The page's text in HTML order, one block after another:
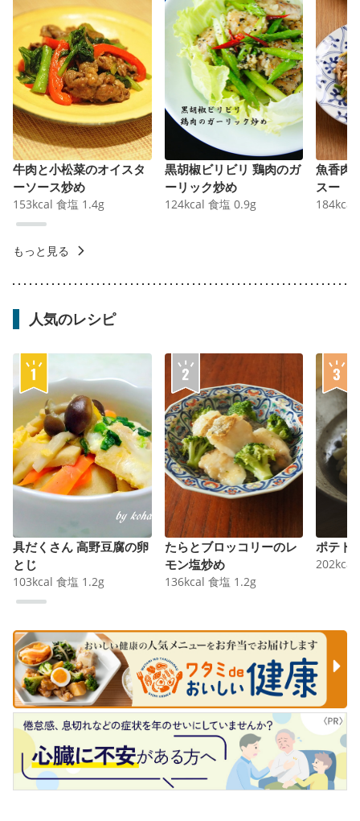
牛肉と小松菜のオイスタ
ーソース炒め
153kcal 食塩 1.4g
黒胡椒ビリビリ 鶏肉のガ
ーリック炒め
124kcal 食塩 0.9g
魚香肉
スー
184kcal
もっと見る
人気のレシピ
具だくさん 高野豆腐の卵
とじ
103kcal 食塩 1.2g
たらとブロッコリーのレ
モン塩炒め
136kcal 食塩 1.2g
ポテト
202kcal